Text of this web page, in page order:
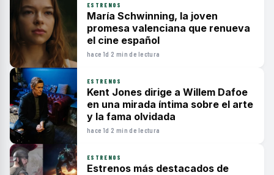
ESTRENOS
María Schwinning, la joven
promesa valenciana que renueva
el cine español
hace 1d·2 min de lectura
ESTRENOS
Kent Jones dirige a Willem Dafoe
en una mirada íntima sobre el arte
y la fama olvidada
hace 1d·2 min de lectura
ESTRENOS
Estrenos más destacados de